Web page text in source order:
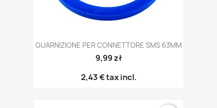
GUARNIZIONE PER CONNETTORE SMS 63MM
9,99 zł
2,43 €tax incl.